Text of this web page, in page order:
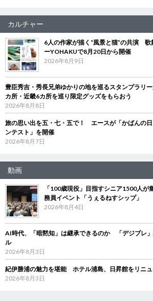
カルチャー
6人の作家が描く“風景と猫”の共演 歌
ーYOHAKUで8月20日から開催
2026年8月9日
豊臣秀吉・秀長兄弟ゆかりの地を巡るスタンプラリ
カ所・近畿6カ所を巡り限定グッズをもらおう
2026年8月8日
旅の思い出を五・七・五で！ エースが「かばんの
ンテスト」を開催
2026年8月7日
動画
「100歳現役」目指すシニア1500人
務員イベント「うぇるねすシップ」
2026年8月4日
AI時代、「暗黙知」は継承できるのか 「デジブレ
ル
2026年8月3日
紀伊勝浦の魅力を堪能 ホテル浦島、日昇館をリニ
2026年8月3日